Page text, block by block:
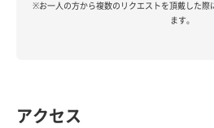
※お一人の方から複数のリクエストを頂戴した際
ます。
アクセス